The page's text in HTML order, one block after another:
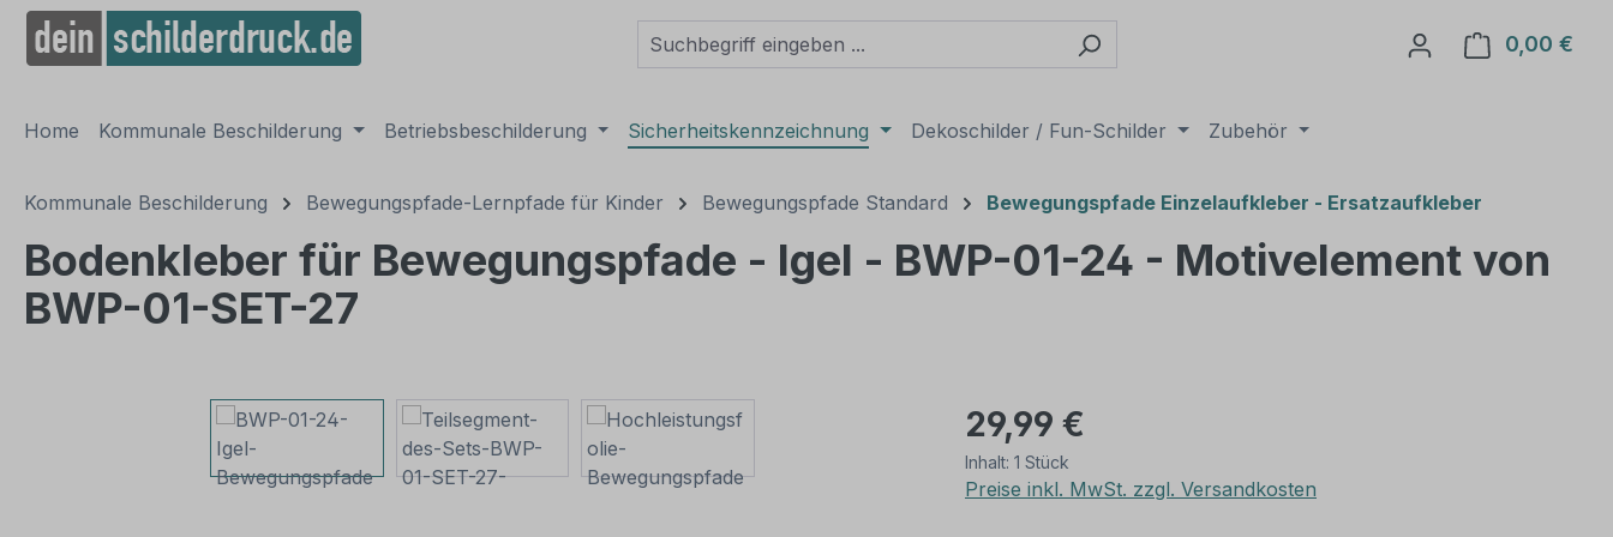
Zur Hauptnavigation springen
0,00 €
Home Kommunale Beschilderung Betriebsbeschilderung Sicherheitskennzeichnung Dekoschilder / Fun-Schilder Zubehör
Kommunale Beschilderung Bewegungspfade-Lernpfade für Kinder Bewegungspfade Standard Bewegungspfade Einzelaufkleber - Ersatzaufkleber
Bodenkleber für Bewegungspfade - Igel - BWP-01-24 - Motivelement von
BWP-01-SET-27
Bildergalerie überspringen 29,99 €
Inhalt: 1 Stück
Preise inkl. MwSt. zzgl. Versandkosten